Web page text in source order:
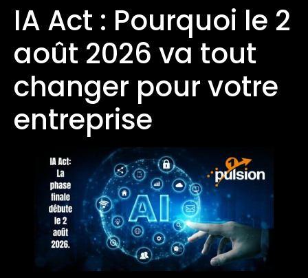
IA Act : Pourquoi le 2
août 2026 va tout
changer pour votre
entreprise